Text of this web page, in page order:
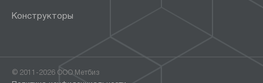
Конструкторы
© 2011-2026 ООО Метбиз